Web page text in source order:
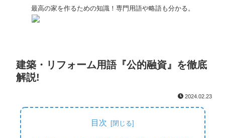
最高の家を作るための知識！専門用語や略語も分かる。
建築・リフォーム用語『公的融資』を徹底
解説!
2024.02.23
目次